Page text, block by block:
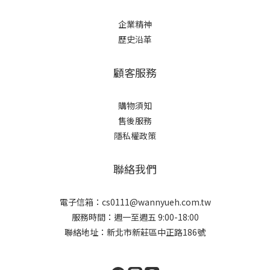
企業精神
歷史沿革
顧客服務
購物須知
售後服務
隱私權政策
聯絡我們
電子信箱：cs0111@wannyueh.com.tw
服務時間：週一至週五 9:00-18:00
聯絡地址：新北市新莊區中正路186號